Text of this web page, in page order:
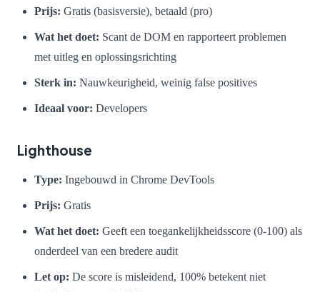
Prijs: Gratis (basisversie), betaald (pro)
Wat het doet: Scant de DOM en rapporteert problemen
met uitleg en oplossingsrichting
Sterk in: Nauwkeurigheid, weinig false positives
Ideaal voor: Developers
Lighthouse
Type: Ingebouwd in Chrome DevTools
Prijs: Gratis
Wat het doet: Geeft een toegankelijkheidsscore (0-100) als
onderdeel van een bredere audit
Let op: De score is misleidend, 100% betekent niet